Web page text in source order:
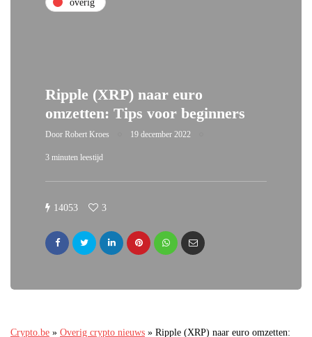
overig
Ripple (XRP) naar euro
omzetten: Tips voor beginners
Door Robert Kroes 19 december 2022
3 minuten leestijd
14053 3
Crypto.be » Overig crypto nieuws » Ripple (XRP) naar euro omzetten: